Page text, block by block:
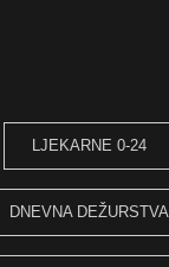
LJEKARNE 0-24
DNEVNA DEŽURSTVA